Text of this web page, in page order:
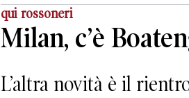
qui rossoneri
Milan, c’è
L’altra novità è il